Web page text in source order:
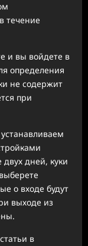
течение
и вы войдете в
определения
не содержит
при
двух дней, куки
о входе будут
выходе из
в